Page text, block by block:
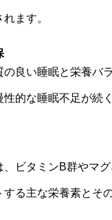
ます。
良い睡眠と栄養バ
的な睡眠不足が続
ビタミンB群やマ
る主な栄養素とそ